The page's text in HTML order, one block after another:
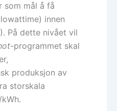
som mål å få
innen
På dette nivået vil
-programmet skal
produksjon av
storskala